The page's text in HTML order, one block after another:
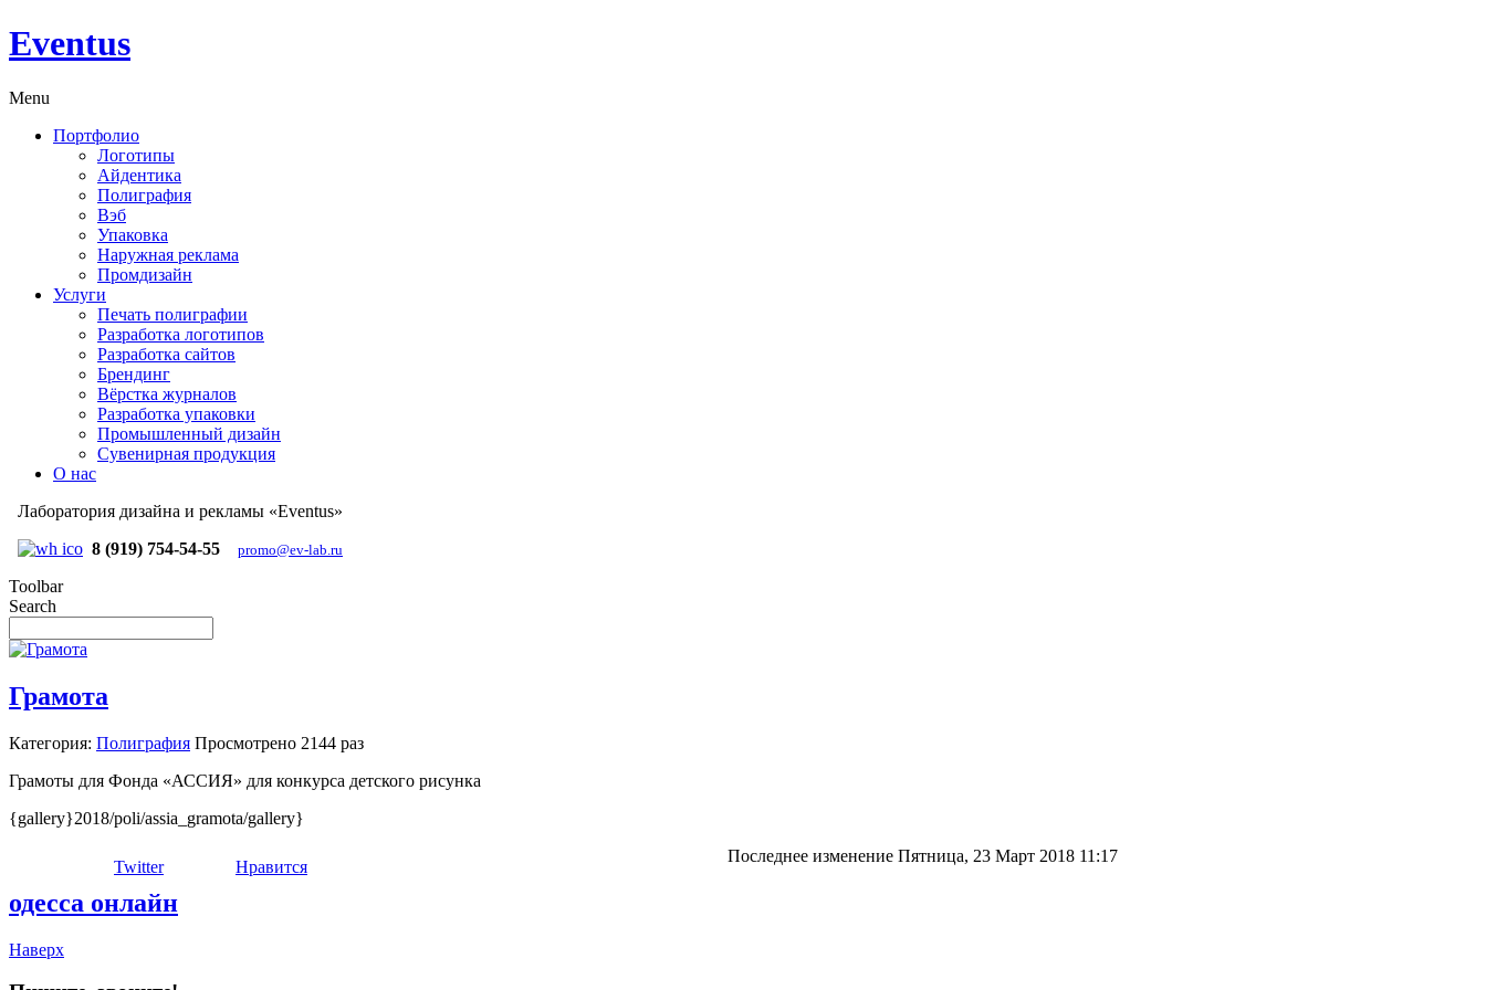
Eventus
Menu
Портфолио
Логотипы
Айдентика
Полиграфия
Вэб
Упаковка
Наружная реклама
Промдизайн
Услуги
Печать полиграфии
Разработка логотипов
Разработка сайтов
Брендинг
Вёрстка журналов
Разработка упаковки
Промышленный дизайн
Сувенирная продукция
О нас
Лаборатория дизайна и рекламы «Eventus»
8 (919) 754-54-55
promo@ev-lab.ru
Toolbar
Search
Грамота
Категория: Полиграфия Просмотрено 2144 раз
Грамоты для Фонда «АССИЯ» для конкурса детского рисунка
{gallery}2018/poli/assia_gramota/gallery}
Twitter Нравится
Последнее изменение Пятница, 23 Март 2018 11:17
одесса онлайн
Наверх